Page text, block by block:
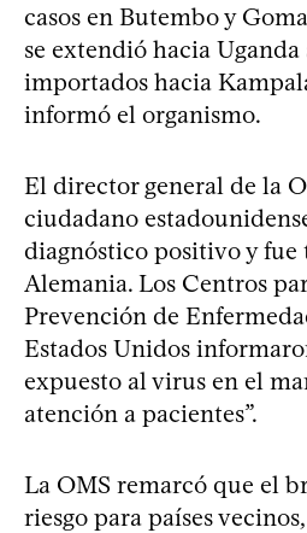
casos en Butembo y
se extendió hacia Uganda
importados hacia
informó el organismo.
El director general de la
ciudadano
diagnóstico positivo y fue
Alemania. Los Centros
Prevención de
Estados Unidos
expuesto al virus en el
atención a pacientes”.
La OMS remarcó que el
riesgo para países